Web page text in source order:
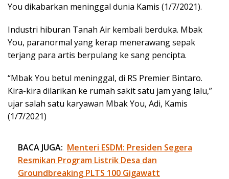
You dikabarkan meninggal dunia Kamis (1/7/2021).
Industri hiburan Tanah Air kembali berduka. Mbak
You, paranormal yang kerap menerawang sepak
terjang para artis berpulang ke sang pencipta.
“Mbak You betul meninggal, di RS Premier Bintaro.
Kira-kira dilarikan ke rumah sakit satu jam yang lalu,”
ujar salah satu karyawan Mbak You, Adi, Kamis
(1/7/2021)
BACA JUGA: Menteri ESDM: Presiden Segera
Resmikan Program Listrik Desa dan
Groundbreaking PLTS 100 Gigawatt